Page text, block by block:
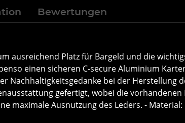
Bewertungen
ausreichend Platz für Bargeld und die
einen sicheren C-secure Aluminium
bei der Herstellung
gefertigt, wobei die
Ausnutzung des Leders. - Material: